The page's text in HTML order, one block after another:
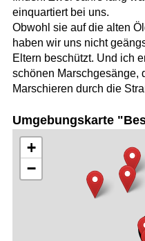
einquartiert bei uns.
Obwohl sie auf die alten
haben wir uns nicht
Eltern beschützt. Und ich
schönen Marschgesänge,
Marschieren durch die
Umgebungskarte
+
−